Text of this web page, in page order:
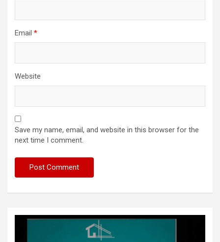
Email *
Website
Save my name, email, and website in this browser for the
next time I comment.